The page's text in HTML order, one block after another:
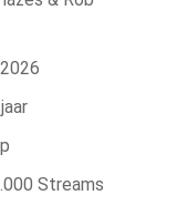
Streams